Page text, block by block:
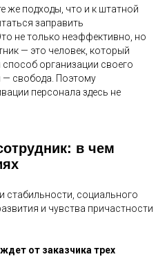
же подходы, что и к штатной
заправить
не только неэффективно, но
— это человек, который
организации своего
— свобода. Поэтому
персонала здесь не
в чем
стабильности, социального
и чувства причастности
от заказчика трех